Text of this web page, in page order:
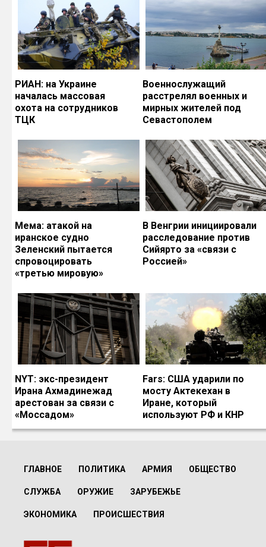
РИАН: на Украине
началась массовая
охота на сотрудников
ТЦК
Военнослужащий
расстрелял военных и
мирных жителей под
Севастополем
Мема: атакой на
иранское судно
Зеленский пытается
спровоцировать
«третью мировую»
В Венгрии инициировали
расследование против
Сийярто за «связи с
Россией»
NYT: экс-президент
Ирана Ахмадинежад
арестован за связи с
«Моссадом»
Fars: США ударили по
мосту Актекехан в
Иране, который
используют РФ и КНР
ГЛАВНОЕ ПОЛИТИКА АРМИЯ ОБЩЕСТВО
СЛУЖБА ОРУЖИЕ ЗАРУБЕЖЬЕ
ЭКОНОМИКА ПРОИСШЕСТВИЯ